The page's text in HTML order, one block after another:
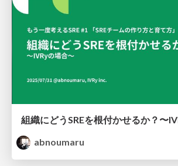
組織にどうSREを根付かせるか？〜
abnoumaru